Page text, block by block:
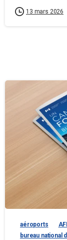
13 mars 2026
aéroports
bureau national